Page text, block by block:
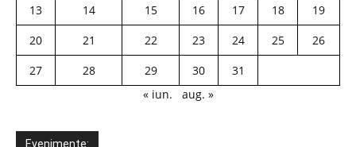
13
14 15 16 17 18
19
20
21 22 23 24 25
26
27
28 29 30
31
« iun.
aug. »
Evenimente: